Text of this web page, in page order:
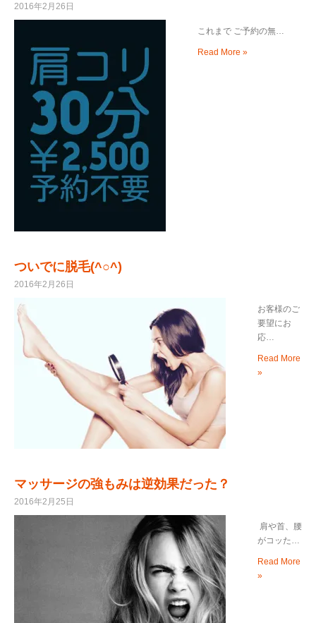
2016年2月26日
これまで ご予約の無…
Read More »
ついでに脱毛(^○^)
2016年2月26日
お客様のご
要望にお
応…
Read More
»
マッサージの強もみは逆効果だった？
2016年2月25日
肩や首、腰
がコッた…
Read More
»